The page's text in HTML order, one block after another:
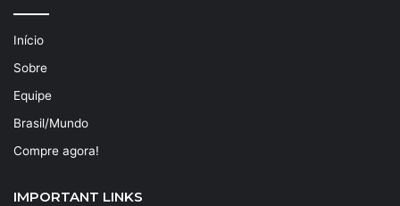
Início
Sobre
Equipe
Brasil/Mundo
Compre agora!
IMPORTANT LINKS